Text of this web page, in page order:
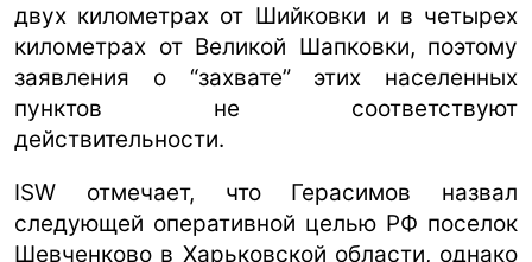
двух километрах от Шийковки и в четырех
километрах от Великой Шапковки, поэтому
заявления о “захвате” этих населенных
пунктов не соответствуют
действительности.
ISW отмечает, что Герасимов назвал
следующей оперативной целью РФ поселок
Шевченково в Харьковской области, однако